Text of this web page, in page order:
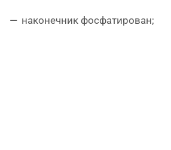
наконечник фосфатирован;